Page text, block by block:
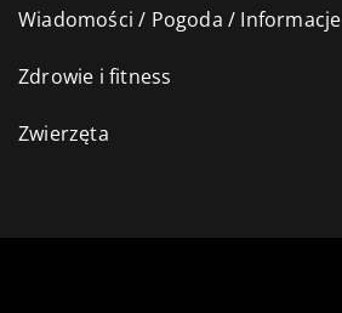
Wiadomości / Pogoda / Informacje
Zdrowie i fitness
Zwierzęta